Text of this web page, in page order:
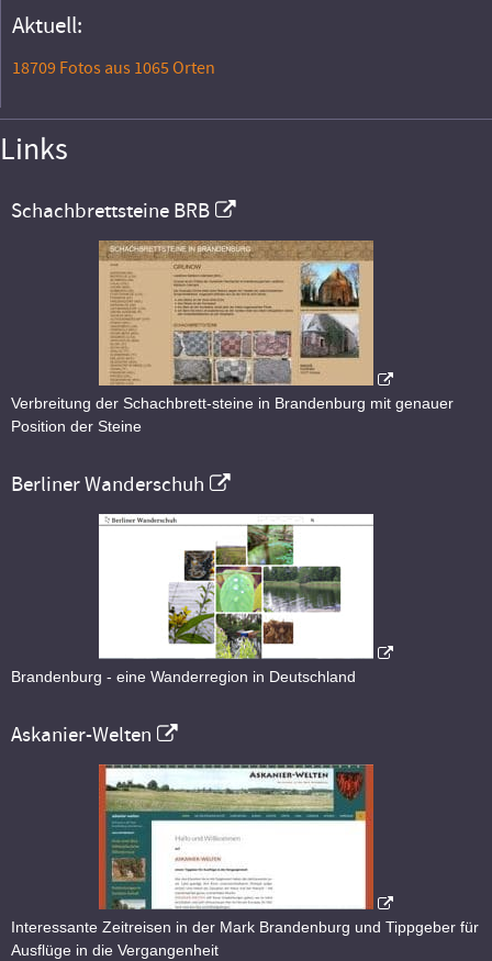
Aktuell:
18709 Fotos aus 1065 Orten
Links
Schachbrettsteine BRB
Verbreitung der Schachbrett-steine in Brandenburg mit genauer
Position der Steine
Berliner Wanderschuh
Brandenburg - eine Wanderregion in Deutschland
Askanier-Welten
Interessante Zeitreisen in der Mark Brandenburg und Tippgeber für
Ausflüge in die Vergangenheit